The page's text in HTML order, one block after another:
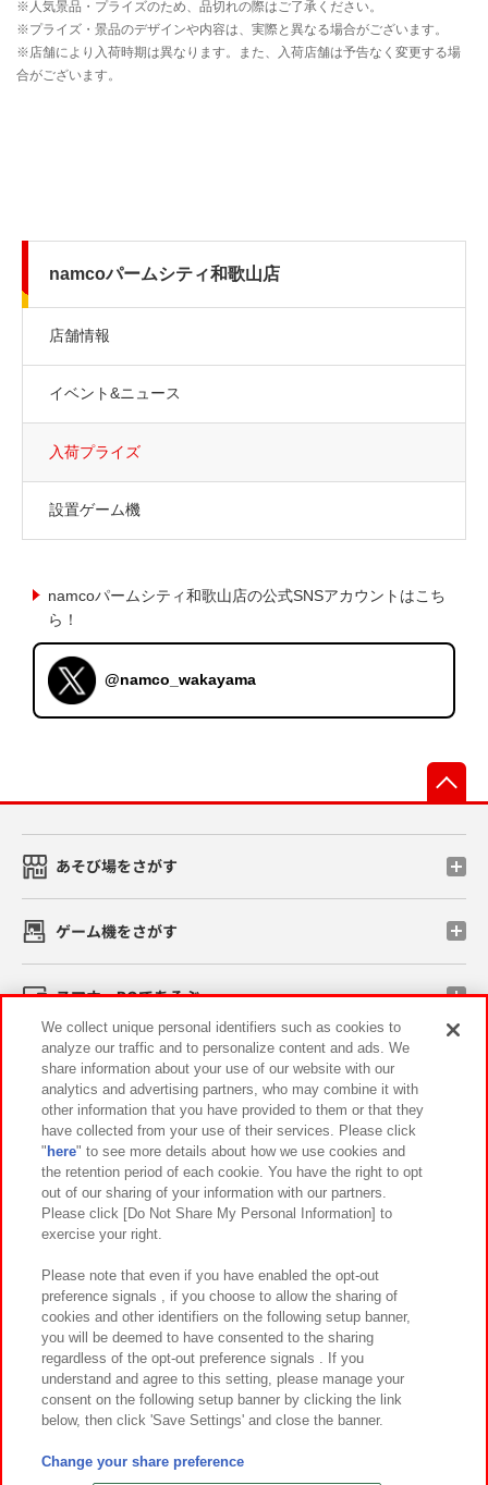
namcoパームシティ和歌山店
店舗情報
イベント&ニュース
入荷プライズ
設置ゲーム機
namcoパームシティ和歌山店の公式SNSアカウントはこち
ら！
@namco_wakayama
あそび場をさがす
ゲーム機をさがす
スマホ・PCであそぶ
イベント・キャンペーン
関連会社 サステナビリティ サイトポリシー
プライバシーポリシー ウェブアクセシビリティ方針と検証結果
お取引先さまとともに
カスタマーハラスメント対応方針 よくあるご質問・お問い合わせ
©Bandai Namco Amusement Inc.
©Bandai Namco Amusement Lab Inc.
We collect unique personal identifiers such as cookies to
analyze our traffic and to personalize content and ads. We
share information about your use of our website with our
analytics and advertising partners, who may combine it with
other information that you have provided to them or that they
have collected from your use of their services. Please click
" here" to see more details about how we use cookies and
the retention period of each cookie. You have the right to opt
out of our sharing of your information with our partners.
Please click [Do Not Share My Personal Information] to
exercise your right.
Please note that even if you have enabled the opt-out
preference signals , if you choose to allow the sharing of
cookies and other identifiers on the following setup banner,
you will be deemed to have consented to the sharing
regardless of the opt-out preference signals . If you
understand and agree to this setting, please manage your
consent on the following setup banner by clicking the link
below, then click 'Save Settings' and close the banner.
Change your share preference